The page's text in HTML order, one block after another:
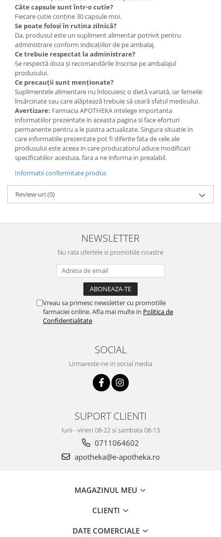
Câte capsule sunt într-o cutie?
Fiecare cutie conține 30 capsule moi.
Se poate folosi în rutina zilnică?
Da, produsul este un supliment alimentar potrivit pentru
administrare conform indicațiilor de pe ambalaj.
Ce trebuie respectat la administrare?
Se respectă doza și recomandările înscrise pe ambalajul
produsului.
Ce precauții sunt menționate?
Suplimentele alimentare nu înlocuiesc o dietă variată, iar femeile
însărcinate sau care alăptează trebuie să ceară sfatul medicului.
Avertizare: Farmacia APOTHEKA intelege importanta
informatiilor prezentate in aceasta pagina si face eforturi
permanente pentru a le pastra actualizate. Singura situatie in
care informatiile prezentate pot fi diferite fata de cele ale
produsului este aceea in care producatorul aduce modificari
specificatiilor acestuia, fara a ne informa in prealabil.
Informatii conformitate produs
Review-uri(0)
NEWSLETTER
Nu rata ofertele si promotiile noastre
Vreau sa primesc newsletter cu promotiile
farmaciei online. Afla mai multe in Politica de
Confidentialitate
SOCIAL
Urmareste-ne in social media
SUPORT CLIENTI
luni - vineri 08-22 si sambata 08-13
0711064602
apotheka@e-apotheka.ro
MAGAZINUL MEU
CLIENTI
DATE COMERCIALE